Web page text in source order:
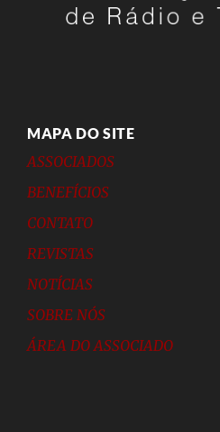
MAPA DO SITE
ASSOCIADOS
BENEFÍCIOS
CONTATO
REVISTAS
NOTÍCIAS
SOBRE NÓS
ÁREA DO ASSOCIADO